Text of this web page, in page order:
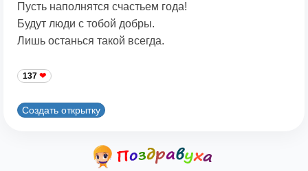
Пусть наполнятся счастьем года!
Будут люди с тобой добры.
Лишь останься такой всегда.
137
Создать открытку